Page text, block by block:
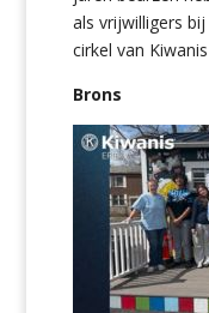
als vrijwilligers
cirkel van
Brons